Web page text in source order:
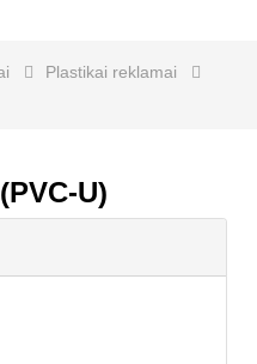
Plastikai reklamai
U)